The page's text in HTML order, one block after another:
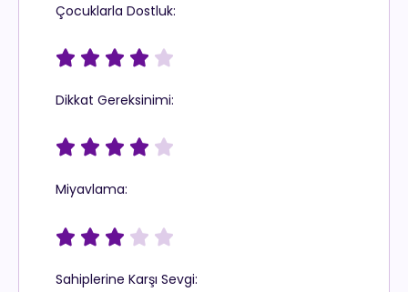
Çocuklarla Dostluk:
    
Dikkat Gereksinimi:
    
Miyavlama:
    
Sahiplerine Karşı Sevgi: